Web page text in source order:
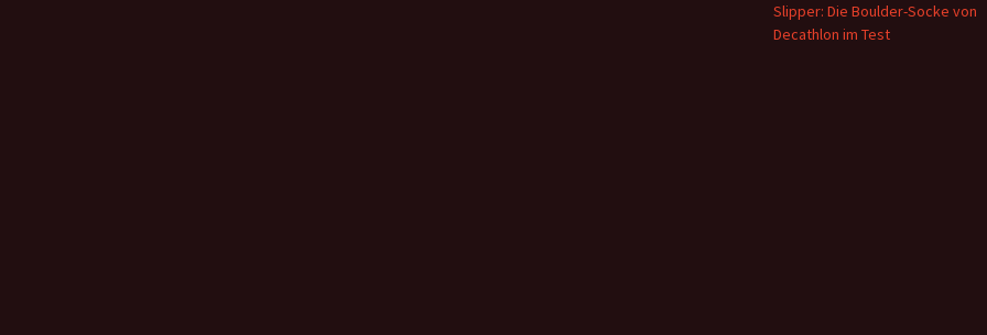
Slipper: Die Boulder-Socke von
Decathlon im Test